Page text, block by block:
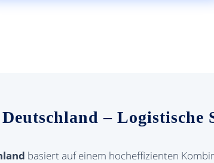
–
basiert auf einem hocheffizienten